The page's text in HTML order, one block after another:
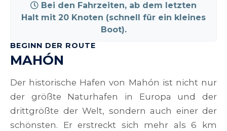
Bei den Fahrzeiten, ab dem letzten
Halt mit 20 Knoten (schnell für ein kleines
Boot).
BEGINN DER ROUTE
MAHÓN
Der historische Hafen von Mahón ist nicht nur
der größte Naturhafen in Europa und der
drittgrößte der Welt, sondern auch einer der
schönsten. Er erstreckt sich mehr als 6 km